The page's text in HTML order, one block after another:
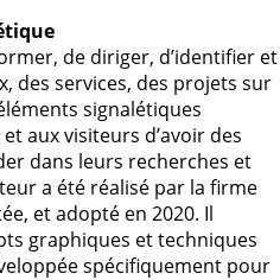
de diriger, d’identifier et
des services, des projets sur
signalétiques
aux visiteurs d’avoir des
dans leurs recherches et
a été réalisé par la firme
et adopté en 2020. Il
graphiques et techniques
spécifiquement pour